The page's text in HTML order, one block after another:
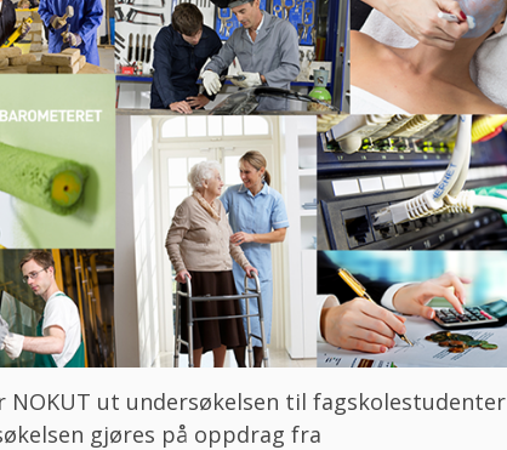
NOKUT ut undersøkelsen til fagskolestudenter
gjøres på oppdrag fra